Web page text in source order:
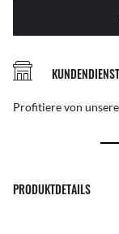
Profitiere von
PRODUKTDETAILS